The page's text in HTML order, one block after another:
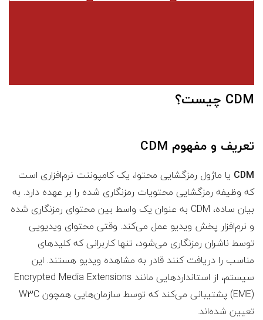
CDM چیست؟
تعریف و مفهوم CDM
CDM یا ماژول رمزگشایی محتوا، یک کامپوننت نرم‌افزاری است
که وظیفه رمزگشایی محتویات رمزنگاری شده را بر عهده دارد. به
بیان ساده، CDM به عنوان یک واسط بین محتوای رمزنگاری شده
و نرم‌افزار پخش ویدیو عمل می‌کند. وقتی محتوای ویدیویی
توسط ناشران رمزنگاری می‌شود، تنها کاربرانی که کلیدهای
مناسب را دریافت کنند قادر به مشاهده ویدیو هستند. این
سیستم، از استانداردهایی مانند Encrypted Media Extensions
(EME) پشتیبانی می‌کند که توسط سازمان‌هایی همچون W3C
تعیین شده‌اند.